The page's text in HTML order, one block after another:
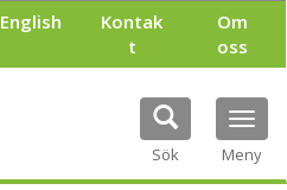
English
Kontak
t
Om
oss
Sök Meny